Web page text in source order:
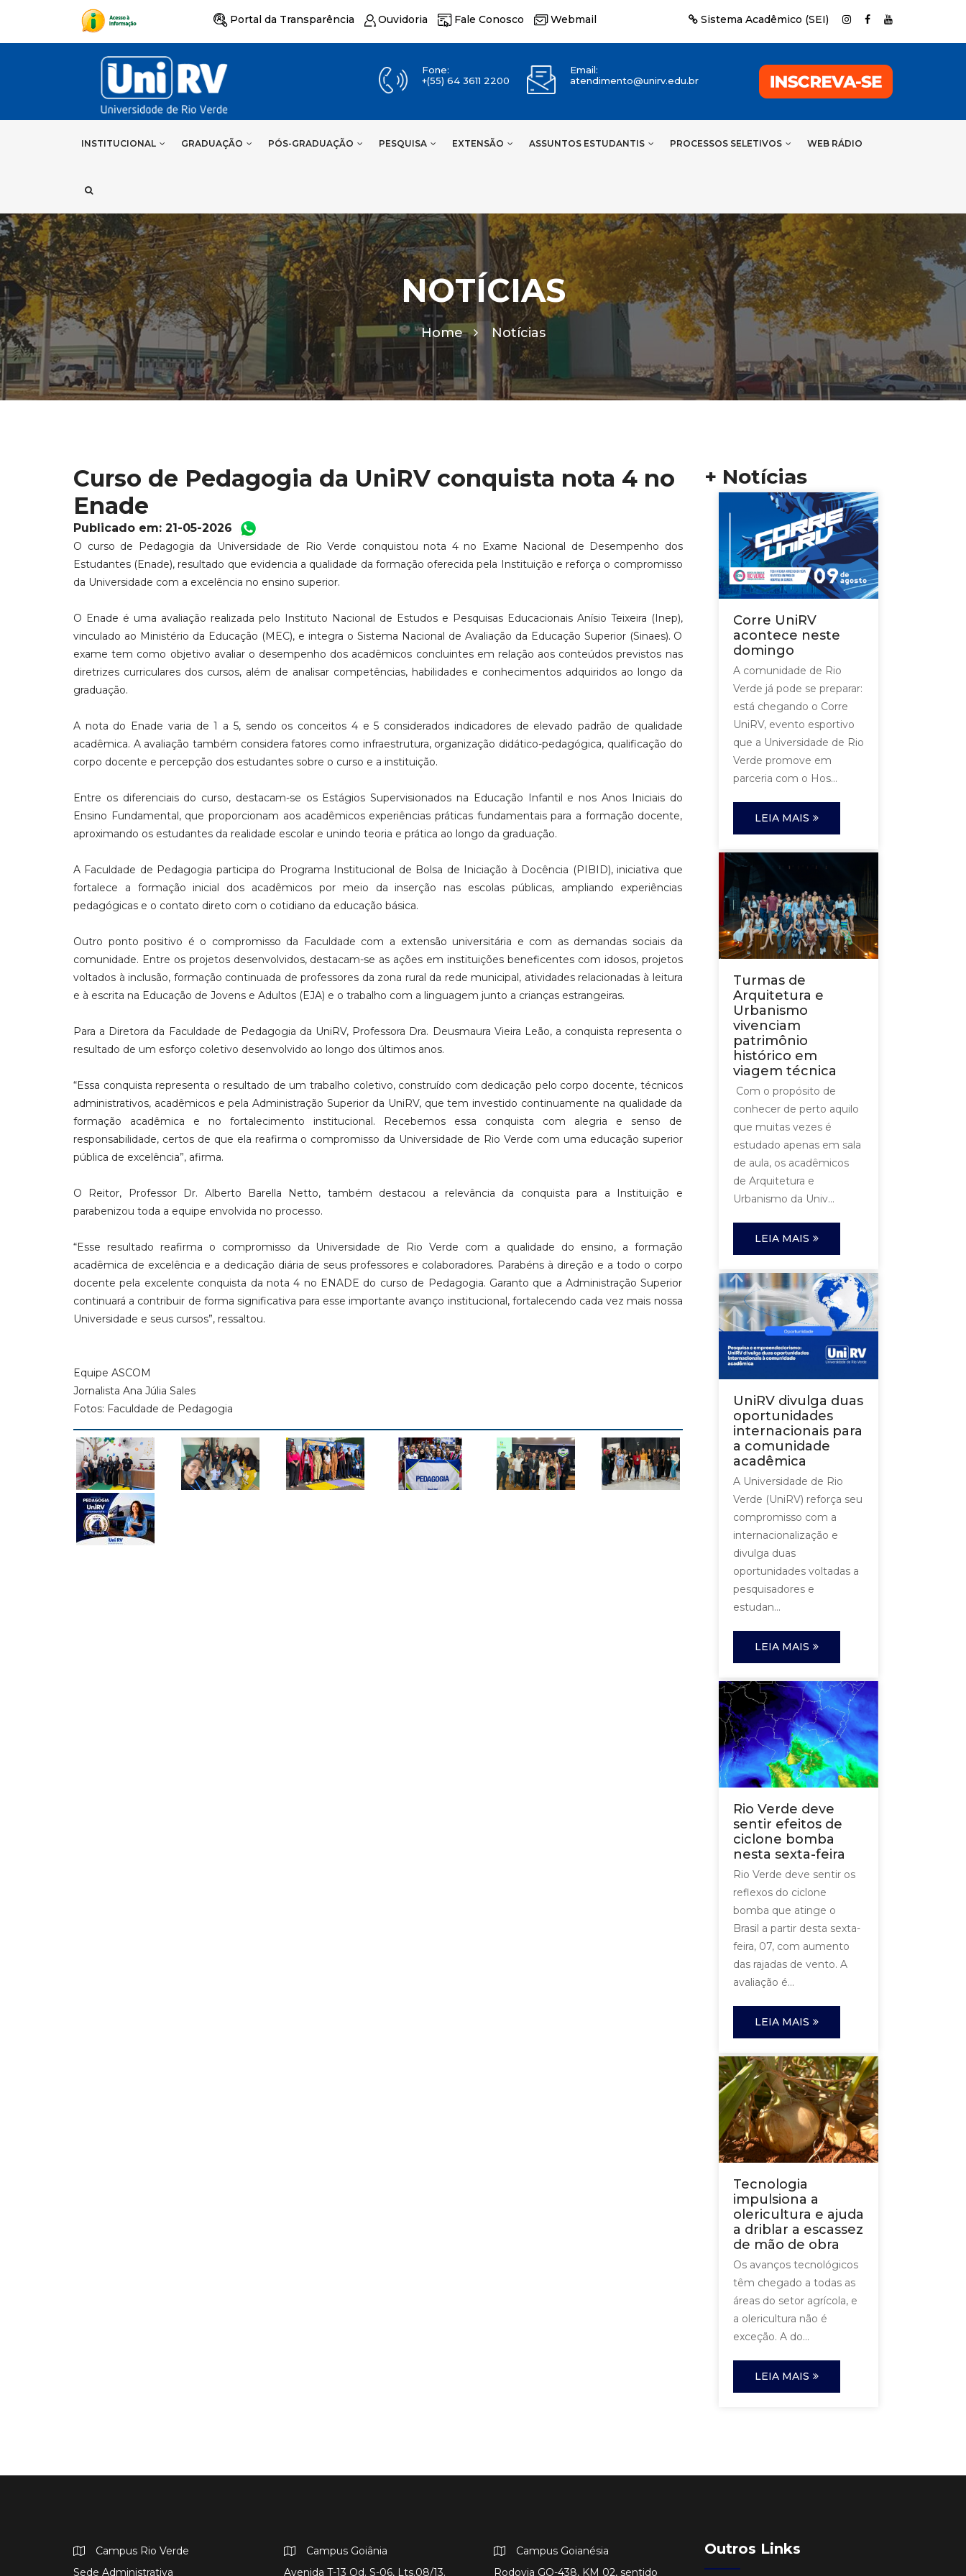
Portal da Transparência Ouvidoria Fale Conosco Webmail Sistema Acadêmico (SEI)
Fone:
+(55) 64 3611 2200
Email:
atendimento@unirv.edu.br
INSTITUCIONAL GRADUAÇÃO PÓS-GRADUAÇÃO PESQUISA EXTENSÃO ASSUNTOS ESTUDANTIS PROCESSOS SELETIVOS WEB RÁDIO
NOTÍCIAS
Home Notícias
Curso de Pedagogia da UniRV conquista nota 4 no
Enade
Publicado em: 21-05-2026
O curso de Pedagogia da Universidade de Rio Verde conquistou nota 4 no Exame Nacional de Desempenho dos
Estudantes (Enade), resultado que evidencia a qualidade da formação oferecida pela Instituição e reforça o compromisso
da Universidade com a excelência no ensino superior.
O Enade é uma avaliação realizada pelo Instituto Nacional de Estudos e Pesquisas Educacionais Anísio Teixeira (Inep),
vinculado ao Ministério da Educação (MEC), e integra o Sistema Nacional de Avaliação da Educação Superior (Sinaes). O
exame tem como objetivo avaliar o desempenho dos acadêmicos concluintes em relação aos conteúdos previstos nas
diretrizes curriculares dos cursos, além de analisar competências, habilidades e conhecimentos adquiridos ao longo da
graduação.
A nota do Enade varia de 1 a 5, sendo os conceitos 4 e 5 considerados indicadores de elevado padrão de qualidade
acadêmica. A avaliação também considera fatores como infraestrutura, organização didático-pedagógica, qualificação do
corpo docente e percepção dos estudantes sobre o curso e a instituição.
Entre os diferenciais do curso, destacam-se os Estágios Supervisionados na Educação Infantil e nos Anos Iniciais do
Ensino Fundamental, que proporcionam aos acadêmicos experiências práticas fundamentais para a formação docente,
aproximando os estudantes da realidade escolar e unindo teoria e prática ao longo da graduação.
A Faculdade de Pedagogia participa do Programa Institucional de Bolsa de Iniciação à Docência (PIBID), iniciativa que
fortalece a formação inicial dos acadêmicos por meio da inserção nas escolas públicas, ampliando experiências
pedagógicas e o contato direto com o cotidiano da educação básica.
Outro ponto positivo é o compromisso da Faculdade com a extensão universitária e com as demandas sociais da
comunidade. Entre os projetos desenvolvidos, destacam-se as ações em instituições beneficentes com idosos, projetos
voltados à inclusão, formação continuada de professores da zona rural da rede municipal, atividades relacionadas à leitura
e à escrita na Educação de Jovens e Adultos (EJA) e o trabalho com a linguagem junto a crianças estrangeiras.
Para a Diretora da Faculdade de Pedagogia da UniRV, Professora Dra. Deusmaura Vieira Leão, a conquista representa o
resultado de um esforço coletivo desenvolvido ao longo dos últimos anos.
“Essa conquista representa o resultado de um trabalho coletivo, construído com dedicação pelo corpo docente, técnicos
administrativos, acadêmicos e pela Administração Superior da UniRV, que tem investido continuamente na qualidade da
formação acadêmica e no fortalecimento institucional. Recebemos essa conquista com alegria e senso de
responsabilidade, certos de que ela reafirma o compromisso da Universidade de Rio Verde com uma educação superior
pública de excelência”, afirma.
O Reitor, Professor Dr. Alberto Barella Netto, também destacou a relevância da conquista para a Instituição e
parabenizou toda a equipe envolvida no processo.
“Esse resultado reafirma o compromisso da Universidade de Rio Verde com a qualidade do ensino, a formação
acadêmica de excelência e a dedicação diária de seus professores e colaboradores. Parabéns à direção e a todo o corpo
docente pela excelente conquista da nota 4 no ENADE do curso de Pedagogia. Garanto que a Administração Superior
continuará a contribuir de forma significativa para esse importante avanço institucional, fortalecendo cada vez mais nossa
Universidade e seus cursos”, ressaltou.
Equipe ASCOM
Jornalista Ana Júlia Sales
Fotos: Faculdade de Pedagogia
+ Notícias
Corre UniRV
acontece neste
domingo
A comunidade de Rio
Verde já pode se preparar:
está chegando o Corre
UniRV, evento esportivo
que a Universidade de Rio
Verde promove em
parceria com o Hos...
LEIA MAIS
Turmas de
Arquitetura e
Urbanismo
vivenciam
patrimônio
histórico em
viagem técnica
Com o propósito de
conhecer de perto aquilo
que muitas vezes é
estudado apenas em sala
de aula, os acadêmicos
de Arquitetura e
Urbanismo da Univ...
LEIA MAIS
UniRV divulga duas
oportunidades
internacionais para
a comunidade
acadêmica
A Universidade de Rio
Verde (UniRV) reforça seu
compromisso com a
internacionalização e
divulga duas
oportunidades voltadas a
pesquisadores e
estudan...
LEIA MAIS
Rio Verde deve
sentir efeitos de
ciclone bomba
nesta sexta-feira
Rio Verde deve sentir os
reflexos do ciclone
bomba que atinge o
Brasil a partir desta sexta-
feira, 07, com aumento
das rajadas de vento. A
avaliação é...
LEIA MAIS
Tecnologia
impulsiona a
olericultura e ajuda
a driblar a escassez
de mão de obra
Os avanços tecnológicos
têm chegado a todas as
áreas do setor agrícola, e
a olericultura não é
exceção. A do...
LEIA MAIS
Campus Rio Verde
Sede Administrativa
Campus Goiânia
Avenida T-13 Qd. S-06, Lts.08/13.
Campus Goianésia
Rodovia GO-438, KM 02, sentido
Outros Links